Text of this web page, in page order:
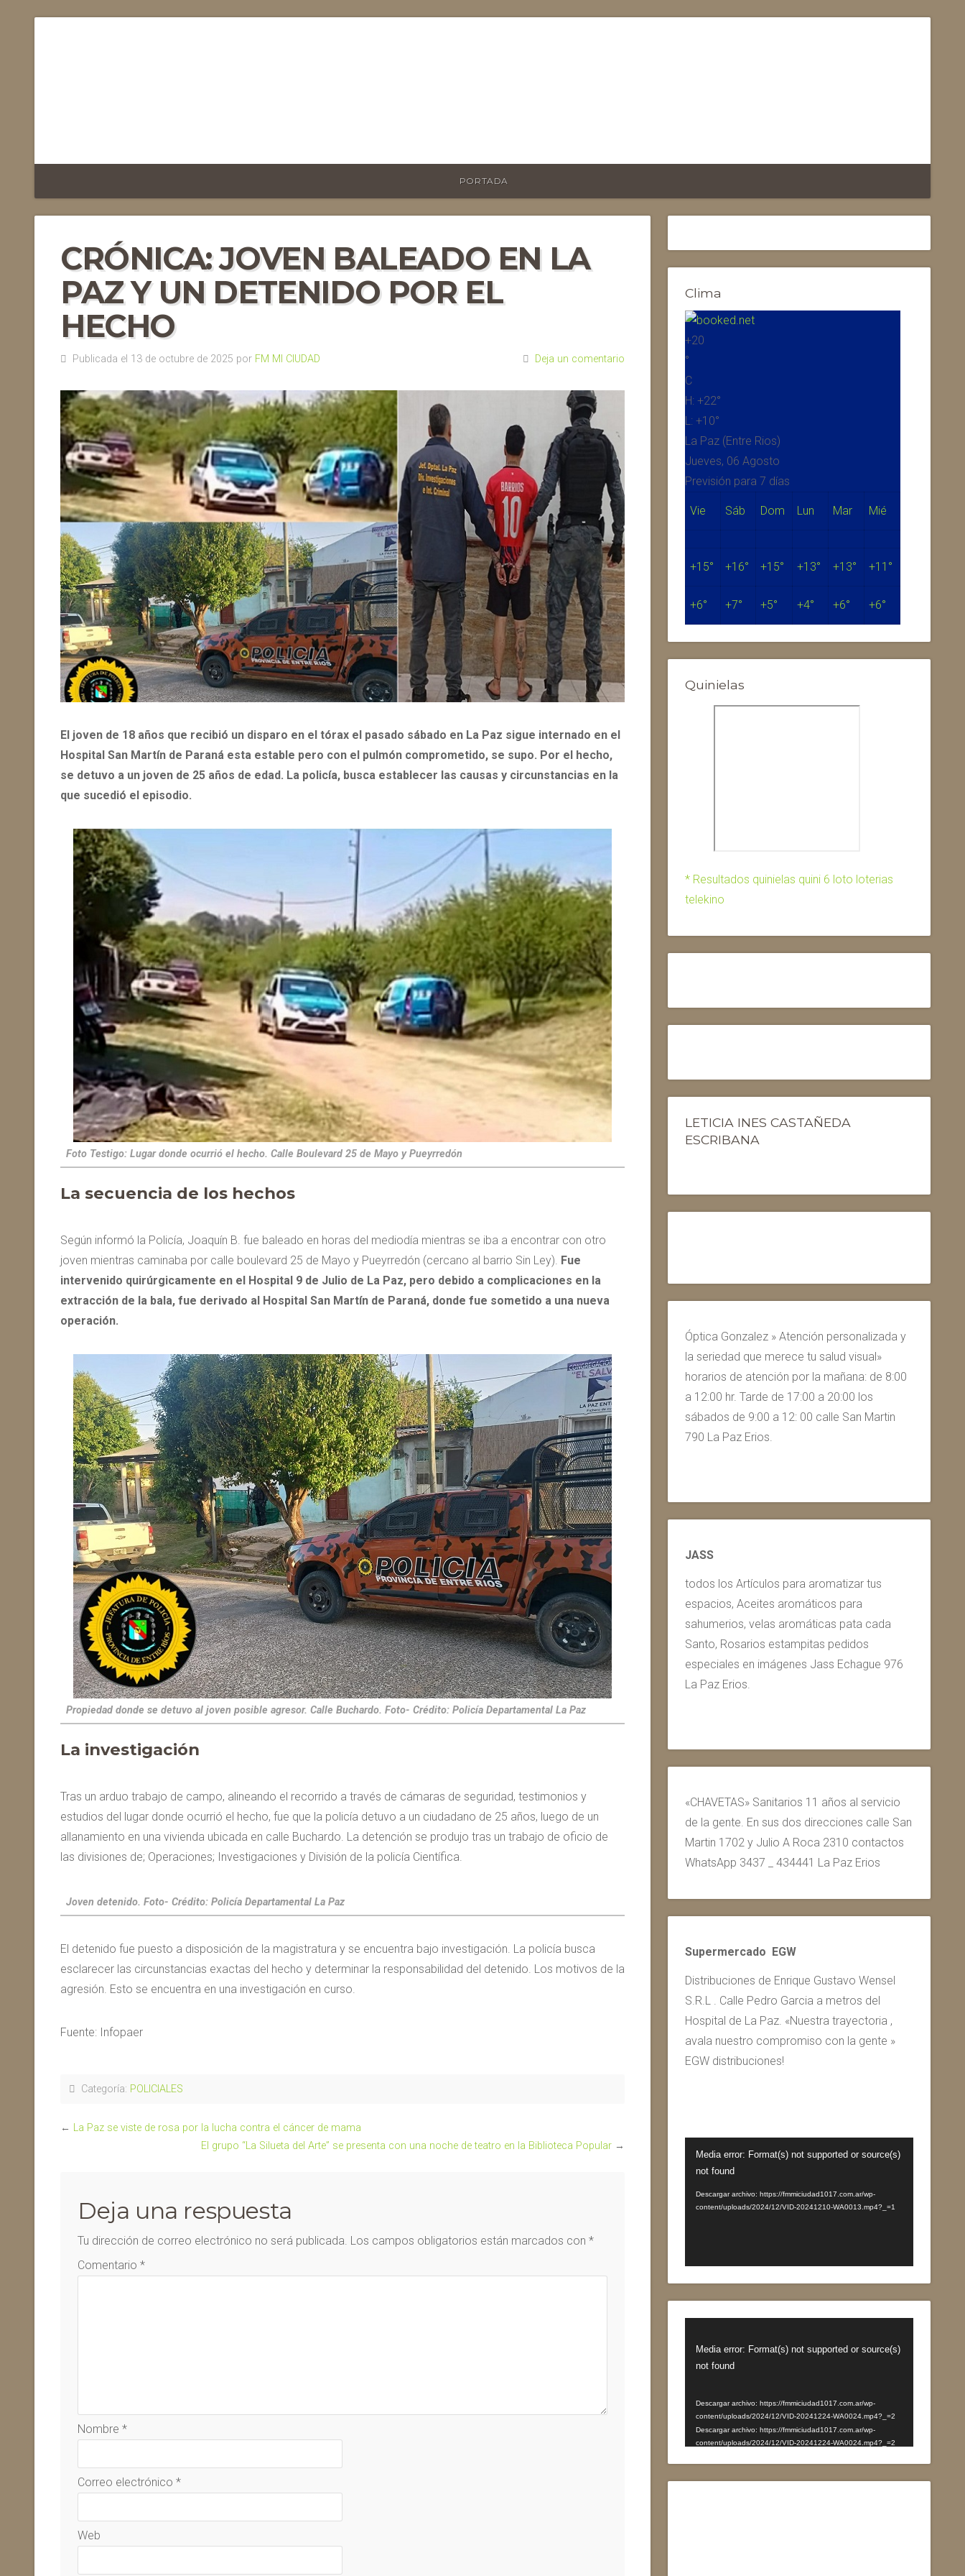
PORTADA
CRÓNICA: JOVEN BALEADO EN LA
PAZ Y UN DETENIDO POR EL
HECHO
Publicada el 13 de octubre de 2025 por FM MI CIUDAD Deja un comentario
El joven de 18 años que recibió un disparo en el tórax el pasado sábado en La Paz sigue internado en el
Hospital San Martín de Paraná esta estable pero con el pulmón comprometido, se supo. Por el hecho,
se detuvo a un joven de 25 años de edad. La policía, busca establecer las causas y circunstancias en la
que sucedió el episodio.
Foto Testigo: Lugar donde ocurrió el hecho. Calle Boulevard 25 de Mayo y Pueyrredón
La secuencia de los hechos
Según informó la Policía, Joaquín B. fue baleado en horas del mediodía mientras se iba a encontrar con otro
joven mientras caminaba por calle boulevard 25 de Mayo y Pueyrredón (cercano al barrio Sin Ley). Fue
intervenido quirúrgicamente en el Hospital 9 de Julio de La Paz, pero debido a complicaciones en la
extracción de la bala, fue derivado al Hospital San Martín de Paraná, donde fue sometido a una nueva
operación.
Propiedad donde se detuvo al joven posible agresor. Calle Buchardo. Foto- Crédito: Policía Departamental La Paz
La investigación
Tras un arduo trabajo de campo, alineando el recorrido a través de cámaras de seguridad, testimonios y
estudios del lugar donde ocurrió el hecho, fue que la policía detuvo a un ciudadano de 25 años, luego de un
allanamiento en una vivienda ubicada en calle Buchardo. La detención se produjo tras un trabajo de oficio de
las divisiones de; Operaciones; Investigaciones y División de la policía Científica.
Joven detenido. Foto- Crédito: Policía Departamental La Paz
El detenido fue puesto a disposición de la magistratura y se encuentra bajo investigación. La policía busca
esclarecer las circunstancias exactas del hecho y determinar la responsabilidad del detenido. Los motivos de la
agresión. Esto se encuentra en una investigación en curso.
Fuente: Infopaer
Categoría: POLICIALES
← La Paz se viste de rosa por la lucha contra el cáncer de mama
El grupo “La Silueta del Arte” se presenta con una noche de teatro en la Biblioteca Popular →
Deja una respuesta
Tu dirección de correo electrónico no será publicada. Los campos obligatorios están marcados con *
Comentario *
Nombre *
Correo electrónico *
Web
Clima
+20
°
C
H: +22°
L: +10°
La Paz (Entre Rios)
Jueves, 06 Agosto
Previsión para 7 días
Vie Sáb Dom Lun Mar Mié
+15° +16° +15° +13° +13° +11°
+6° +7° +5° +4° +6° +6°
Quinielas
* Resultados quinielas quini 6 loto loterias
telekino
LETICIA INES CASTAÑEDA
ESCRIBANA
Óptica Gonzalez » Atención personalizada y
la seriedad que merece tu salud visual»
horarios de atención por la mañana: de 8:00
a 12:00 hr. Tarde de 17:00 a 20:00 los
sábados de 9:00 a 12: 00 calle San Martin
790 La Paz Erios.
JASS
todos los Artículos para aromatizar tus
espacios, Aceites aromáticos para
sahumerios, velas aromáticas pata cada
Santo, Rosarios estampitas pedidos
especiales en imágenes Jass Echague 976
La Paz Erios.
«CHAVETAS» Sanitarios 11 años al servicio
de la gente. En sus dos direcciones calle San
Martin 1702 y Julio A Roca 2310 contactos
WhatsApp 3437 _ 434441 La Paz Erios
Supermercado EGW
Distribuciones de Enrique Gustavo Wensel
S.R.L . Calle Pedro Garcia a metros del
Hospital de La Paz. «Nuestra trayectoria ,
avala nuestro compromiso con la gente »
EGW distribuciones!
de
Media error: Format(s) not supported or source(s)
not found
Descargar archivo: https://fmmiciudad1017.com.ar/wp-
content/uploads/2024/12/VID-20241210-WA0013.mp4?_=1
de
vídeo
Media error: Format(s) not supported or source(s)
not found
Descargar archivo: https://fmmiciudad1017.com.ar/wp-
content/uploads/2024/12/VID-20241224-WA0024.mp4?_=2
Descargar archivo: https://fmmiciudad1017.com.ar/wp-
content/uploads/2024/12/VID-20241224-WA0024.mp4?_=2